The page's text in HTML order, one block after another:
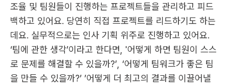
조율 및 팀원들이 진행하는 프로젝트들을 관리하고 피드
백하고 있어요. 당연히 직접 프로젝트를 리드하기도 하는
데요. 실무적으로는 인사 기획 위주로 진행하고 있어요.
‘팀에 관한 생각’이라고 한다면, '어떻게 하면 팀원이 스스
로 문제를 해결할 수 있을까?’, ‘어떻게 팀워크가 좋은 팀
을 만들 수 있을까?’ ’어떻게 더 최고의 결과를 이끌어낼